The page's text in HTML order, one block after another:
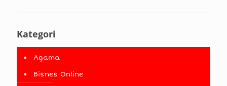
Kategori
Agama
Bisnes Online